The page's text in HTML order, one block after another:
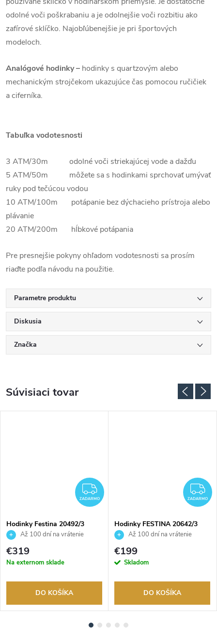
odolné voči poškrabaniu a je odolnejšie voči rozbitiu ako
zafírové sklíčko. Najobľúbenejšie je pri športových
modeloch.
Analógové hodinky – hodinky s quartzovým alebo
mechanickým strojčekom ukazujúce čas pomocou ručičiek
a ciferníka.
Tabuľka vodotesnosti
3 ATM/30m odolné voči striekajúcej vode a dažďu
5 ATM/50m môžete sa s hodinkami sprchovať umývať
ruky pod tečúcou vodou
10 ATM/100m potápanie bez dýchacieho prístroja alebo
plávanie
20 ATM/200m hĺbkové potápania
Pre presnejšie pokyny ohľadom vodotesnosti sa prosím
riaďte podľa návodu na použitie.
Parametre produktu
Diskusia
Značka
Súvisiaci tovar
ZADARMO
ZADARMO
Hodinky Festina 20492/3
Až 100 dní na vrátenie
tovaru. Autorizovaný predajca.
€319
Na externom sklade
DO KOŠÍKA
ZADARMO
Hodinky FESTINA 20642/3
Až 100 dní na vrátenie
tovaru. Autorizovaný predajca.
€199
Skladom
DO KOŠÍKA